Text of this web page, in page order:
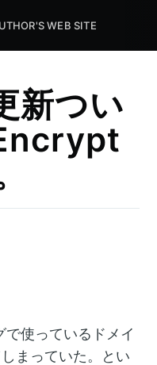
WEB SITE
新つい
で使っているドメイ
まっていた。とい